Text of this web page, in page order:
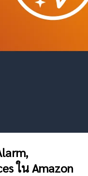
ใน Amazon